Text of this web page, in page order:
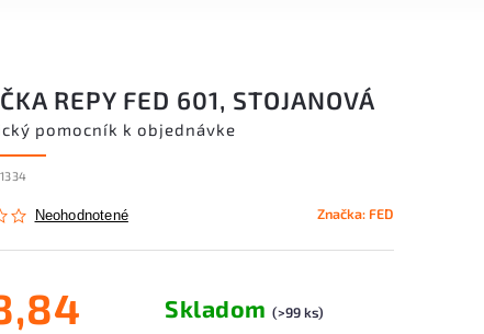
REPY FED 601, STOJANOVÁ
pomocník k objednávke
Neohodnotené Značka: FED
Skladom(>99 ks)